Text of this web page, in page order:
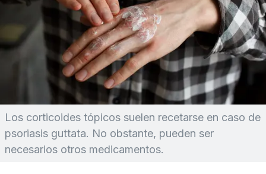
Los corticoides tópicos suelen recetarse en caso de
psoriasis guttata. No obstante, pueden ser
necesarios otros medicamentos.